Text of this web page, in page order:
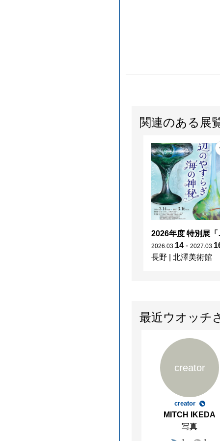
関連のある展
2026年度
2026 03 14 - 2027 03
長野
北澤美術館
最近ウオッチ
creator
creator
MITCH IKEDA
写真